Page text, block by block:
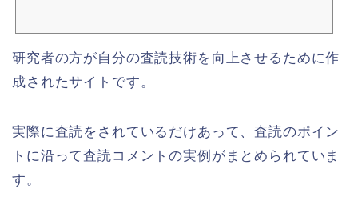
研究者の方が自分の査読技術を向上させるために作
成されたサイトです。
実際に査読をされているだけあって、査読のポイン
トに沿って査読コメントの実例がまとめられていま
す。